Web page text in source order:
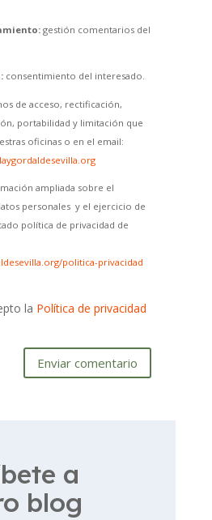
gestión comentarios del
consentimiento del interesado.
de acceso, rectificación,
portabilidad y limitación que
oficinas o en el email:
ampliada sobre el
personales y el ejercicio de
política de privacidad de
politica-privacidad
la Política de privacidad
Enviar comentario
a
blog